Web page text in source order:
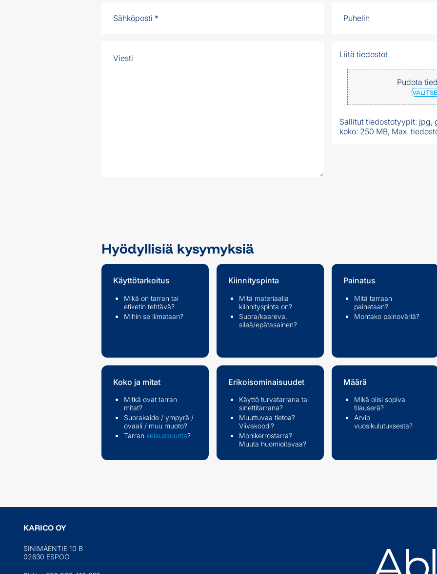
Liitä tiedostot
Pudota
Sallitut tiedostotyypit: jpg,
koko: 250 MB, Max.
Hyödyllisiä kysymyksiä
Käyttötarkoitus
Mikä on tarran tai
etiketin tehtävä?
Mihin se liimataan?
Kiinnityspinta
Mitä materiaalia
kiinnityspinta on?
Suora/kaareva,
sileä/epätasainen?
Painatus
Mitä tarraan
painetaan?
Montako painoväriä?
Koko ja mitat
Mitkä ovat tarran
mitat?
Suorakaide / ympyrä /
ovaali / muu muoto?
Tarran kelaussuunta?
Erikoisominaisuudet
Käyttö turvatarrana tai
sinettitarrana?
Muuttuvaa tietoa?
Viivakoodi?
Monikerrostarra?
Muuta huomioitavaa?
Määrä
Mikä olisi sopiva
tilauserä?
Arvio
vuosikulutuksesta?
KARICO OY
SINIMÄENTIE 10 B
02630 ESPOO